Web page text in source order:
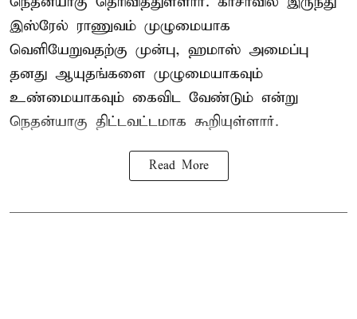
இஸ்ரேல் ராணுவம் முழுமையாக
வெளியேறுவதற்கு முன்பு, ஹமாஸ் அமைப்பு
தனது ஆயுதங்களை முழுமையாகவும்
உண்மையாகவும் கைவிட வேண்டும் என்று
நெதன்யாகு திட்டவட்டமாக கூறியுள்ளார்.
Read More